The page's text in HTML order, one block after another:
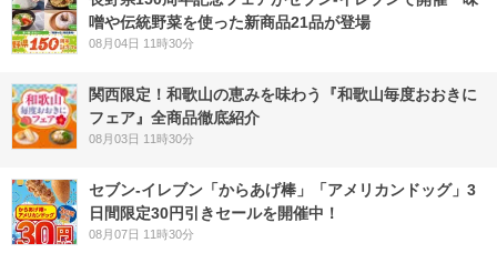
噌や伝統野菜を使った新商品21品が登場
08月04日 11時30分
関西限定！和歌山の恵みを味わう『和歌山毎度おおきに
フェア』全商品徹底紹介
08月03日 11時30分
セブン‐イレブン「からあげ棒」「アメリカンドッグ」3
日間限定30円引きセールを開催中！
08月07日 11時30分